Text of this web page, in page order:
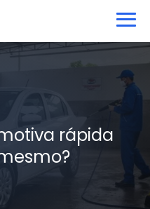
rápida